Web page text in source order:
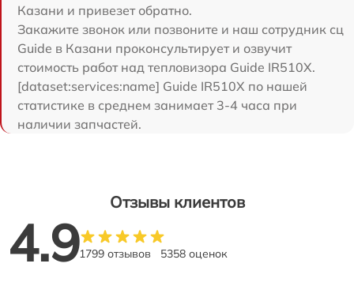
Казани и привезет обратно.
Закажите звонок или позвоните и наш сотрудник сц
Guide в Казани проконсультирует и озвучит
стоимость работ над тепловизора Guide IR510X.
[dataset:services:name] Guide IR510X по нашей
статистике в среднем занимает 3-4 часа при
наличии запчастей.
Отзывы клиентов
4.91799 отзывов 5358 оценок